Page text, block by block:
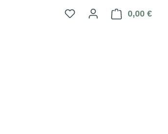
0,00 €